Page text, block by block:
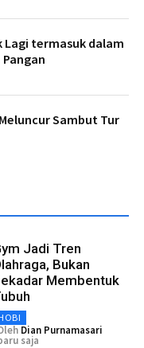
Lagi termasuk dalam
Sambut Tur
Jadi Tren
Bukan
Membentuk
Dian Purnamasari
saja